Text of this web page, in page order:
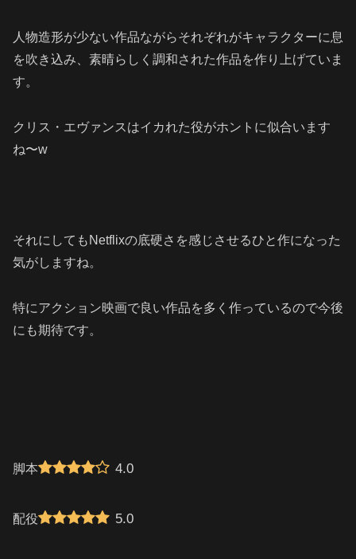
人物造形が少ない作品ながらそれぞれがキャラクターに息
を吹き込み、素晴らしく調和された作品を作り上げていま
す。
クリス・エヴァンスはイカれた役がホントに似合います
ね〜w
それにしてもNetflixの底硬さを感じさせるひと作になった
気がしますね。
特にアクション映画で良い作品を多く作っているので今後
にも期待です。
脚本 4.0
配役 5.0